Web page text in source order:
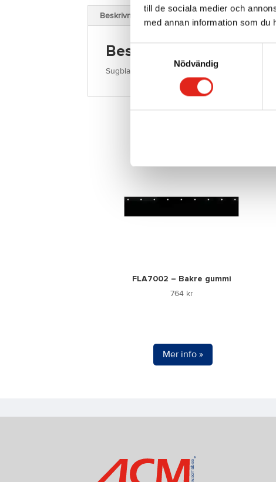
till de sociala medier och
med annan information som du
Samtyckesval
Nödvändig
Beskrivning
Beskrivning
Sugblad
FLA7002 – Bakre gummi
764 kr
Mer info »